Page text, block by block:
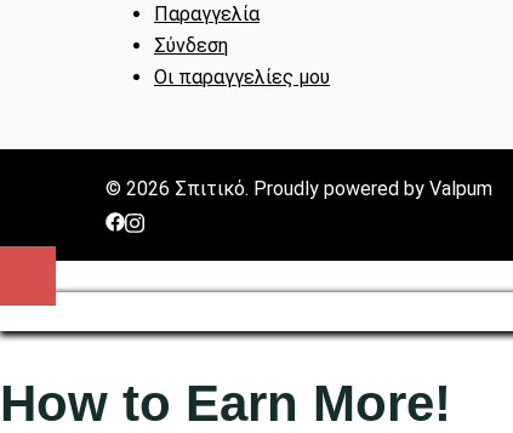
Παραγγελία
Σύνδεση
Οι παραγγελίες μου
© 2026 Σπιτικό. Proudly powered by Valpum
https://www.facebook.com/spitikogrevena/?
https://www.instagram.com/spitiko_grevena/?
How to Earn More!